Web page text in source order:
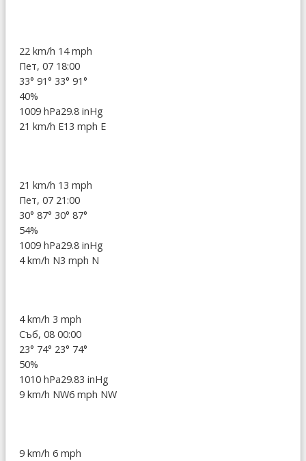
22 km/h 14 mph
Пет, 07 18:00
33° 91° 33° 91°
40%
1009 hPa29.8 inHg
21 km/h E13 mph E
21 km/h 13 mph
Пет, 07 21:00
30° 87° 30° 87°
54%
1009 hPa29.8 inHg
4 km/h N3 mph N
4 km/h 3 mph
Съб, 08 00:00
23° 74° 23° 74°
50%
1010 hPa29.83 inHg
9 km/h NW6 mph NW
9 km/h 6 mph